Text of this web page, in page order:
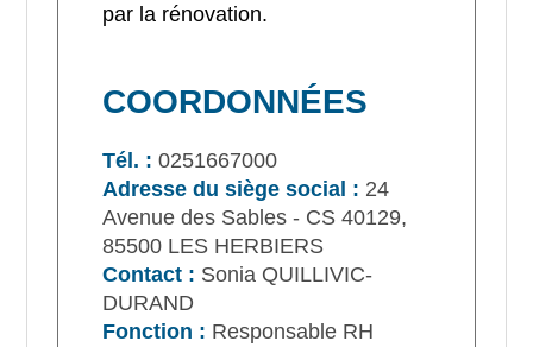
par la rénovation.
COORDONNÉES
Tél. : 0251667000
Adresse du siège social : 24
Avenue des Sables - CS 40129,
85500 LES HERBIERS
Contact : Sonia QUILLIVIC-
DURAND
Fonction : Responsable RH